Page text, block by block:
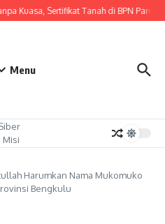
Kuasa, Sertifikat Tanah di BPN
Menu
Misi
Harumkan Nama Mukomuko
Bengkulu